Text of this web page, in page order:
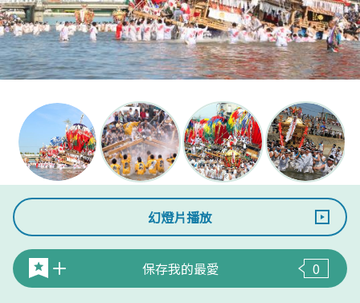
幻燈片播放
保存我的最愛 0